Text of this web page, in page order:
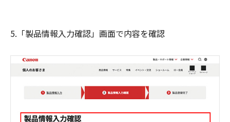
5.「製品情報入力確認」画面で内容を確認